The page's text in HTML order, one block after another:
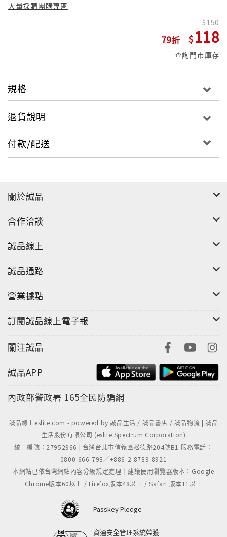
大量採購團購專區
79
150
118
查詢門市庫存
規格
退貨說明
付款/配送
關於誠品
合作洽談
誠品線上
誠品通路
營業據點
訂閱誠品線上電子報
關注誠品
誠品APP
內政部警政署 165全民防騙網
誠品線上eslite.com - powered by 誠品生活 / 誠品書店 / 誠品物流 | 誠品
生活股份有限公司 (eslite Spectrum Corporation)
統一編號：27952966 | 台灣台北市信義區松德路204號B1 服務電話：
0800-666-798／+886-2-8789-8921
本網站已依台灣網站內容分級規定處理｜建議使用瀏覽器版本：Google
Chrome版本60以上 / Firefox版本48以上 / Safari 版本11以上
Passkey Pledge
資通安全管理系統榮獲